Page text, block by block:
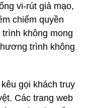
vi-rút giả mạo,
chiếm quyền
không mong
trình không
gọi khách truy
Các trang web